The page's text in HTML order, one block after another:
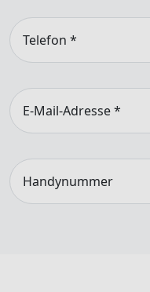
Telefon *
E-Mail-Adresse*
Handynummer